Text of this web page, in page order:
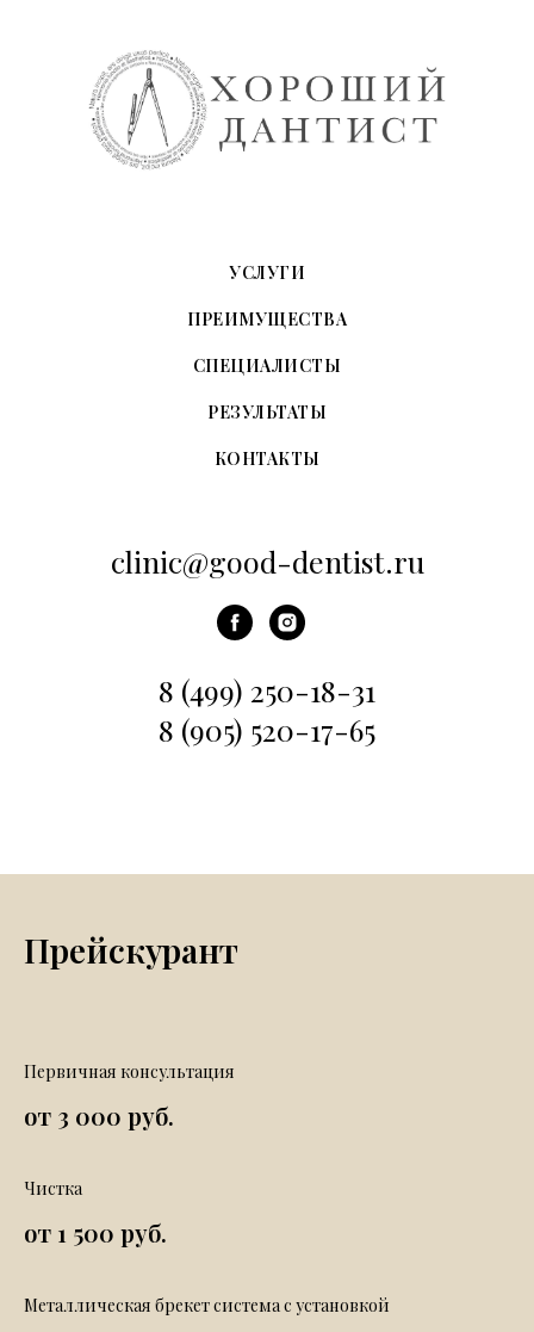
УСЛУГИ
ПРЕИМУЩЕСТВА
СПЕЦИАЛИСТЫ
РЕЗУЛЬТАТЫ
КОНТАКТЫ
clinic@good-dentist.ru
8 (499) 250-18-31
8 (905) 520-17-65
Прейскурант
Первичная консультация
от 3 000 руб.
Чистка
от 1 500 руб.
Металлическая брекет система с установкой